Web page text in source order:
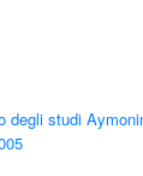
degli studi